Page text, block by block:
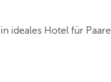
ideales Hotel für Paare